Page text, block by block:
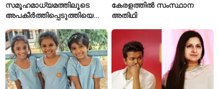
സമൂഹമാധ്യമത്തിലൂടെ
അപകീർത്തിപ്പെടുത്തിയെന്ന്
ആയങ്കിക്കെതിരെ പുതിയ
കേസ്
കേരളത്തിൽ സംസ്ഥാന
അതിഥി